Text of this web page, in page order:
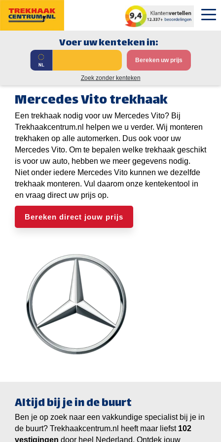
Voer uw kenteken in:
Bereken uw prijs
Zoek zonder kenteken
Mercedes Vito trekhaak
Een trekhaak nodig voor uw Mercedes Vito? Bij
Trekhaakcentrum.nl helpen we u verder. Wij monteren
trekhaken op alle automerken. Dus ook voor uw
Mercedes Vito. Om te bepalen welke trekhaak geschikt
is voor uw auto, hebben we meer gegevens nodig.
Niet onder iedere Mercedes Vito kunnen we dezelfde
trekhaak monteren. Vul daarom onze kentekentool in
en vraag direct uw prijs op.
Bereken direct jouw prijs
Altijd bij je in de buurt
Ben je op zoek naar een vakkundige specialist bij je in
de buurt? Trekhaakcentrum.nl heeft maar liefst
vestigingen door heel Nederland. Ontdek jouw